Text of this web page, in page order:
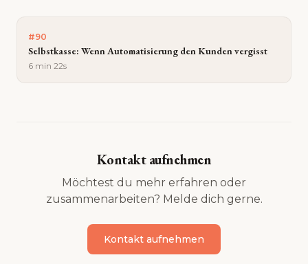
#90
Selbstkasse: Wenn Automatisierung den Kunden vergisst
6 min 22s
Kontakt aufnehmen
Möchtest du mehr erfahren oder
zusammenarbeiten? Melde dich gerne.
Kontakt aufnehmen